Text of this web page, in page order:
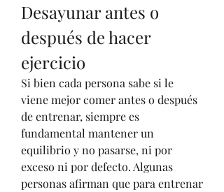
Desayunar antes o
después de hacer
ejercicio
Si bien cada persona sabe si le
viene mejor comer antes o después
de entrenar, siempre es
fundamental mantener un
equilibrio y no pasarse, ni por
exceso ni por defecto. Algunas
personas afirman que para entrenar